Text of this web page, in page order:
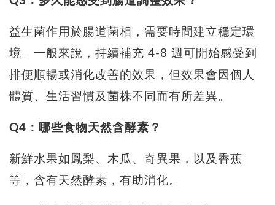
益生菌作用於腸道菌相，需要時間建立穩定環
境。一般來說，持續補充 4-8 週可開始感受到
排便順暢或消化改善的效果，但效果會因個人
體質、生活習慣及菌株不同而有所差異。
Q4：哪些食物天然含酵素？
新鮮水果如鳳梨、木瓜、奇異果，以及香蕉
等，含有天然酵素，有助消化。